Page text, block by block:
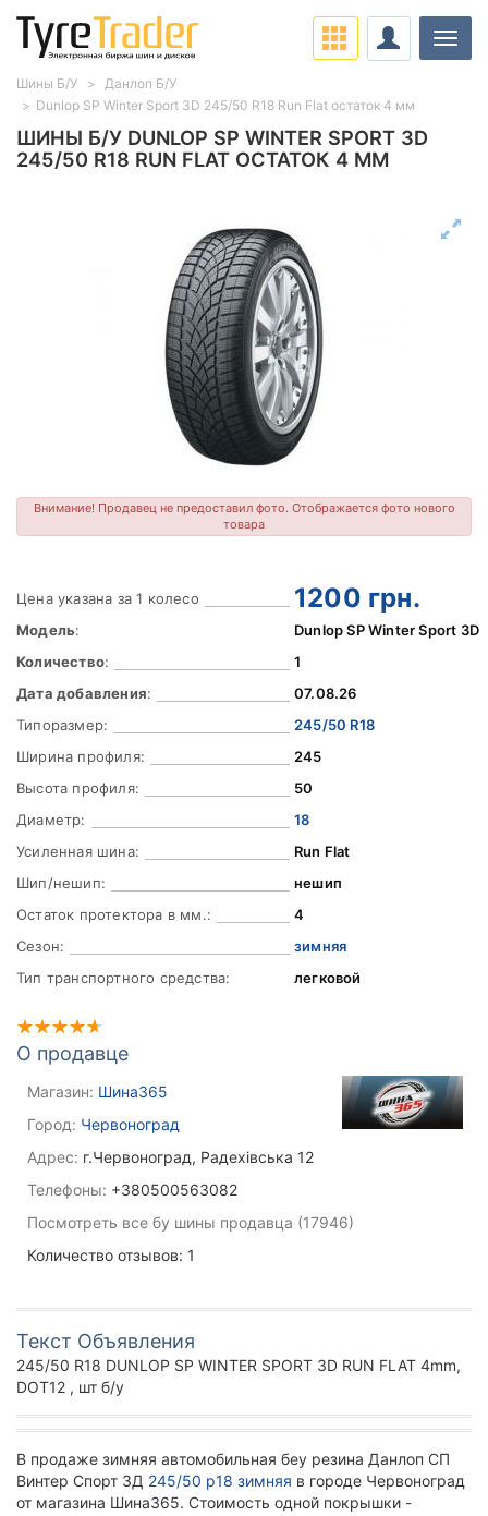
ШИНЫ Б/У DUNLOP SP WINTER SPORT 3D
245/50 R18 RUN FLAT ОСТАТОК 4 ММ
Внимание! Продавец не предоставил фото. Отображается фото нового
товара
Цена указана за 1 колесо 1200 грн.
Модель:
Dunlop SP Winter Sport 3D
Количество:
1
Дата добавления:
07.08.26
Типоразмер:
245/50 R18
Ширина профиля:
245
Высота профиля:
50
Диаметр:
18
Усиленная шина:
Run Flat
Шип/нешип:
нешип
Остаток протектора в мм.:
4
Сезон:
зимняя
Тип транспортного средства:
легковой
О продавце
Магазин: Шина365
Город: Червоноград
Адрес: г.Червоноград, Радехівська 12
Телефоны: +380500563082
Посмотреть все бу шины продавца (17946)
Количество отзывов: 1
Текст Объявления
245/50 R18 DUNLOP SP WINTER SPORT 3D RUN FLAT 4mm,
DOT12 , шт б/у
В продаже зимняя автомобильная беу резина Данлоп СП
Винтер Спорт 3Д 245/50 р18 зимняя в городе Червоноград
от магазина Шина365. Стоимость одной покрышки -
Шины Б/У
Данлоп Б/У
Dunlop SP Winter Sport 3D 245/50 R18 Run Flat остаток 4 мм